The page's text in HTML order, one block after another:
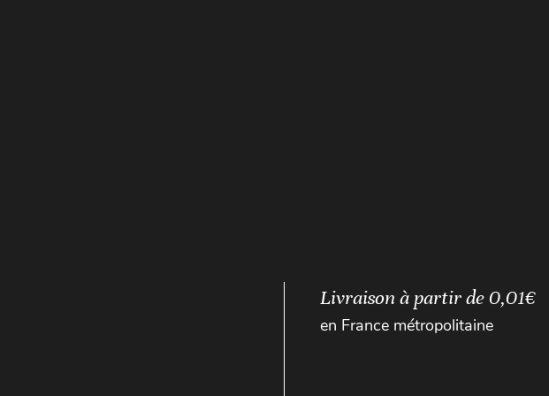
Livraison à partir de 0,01€
en France métropolitaine